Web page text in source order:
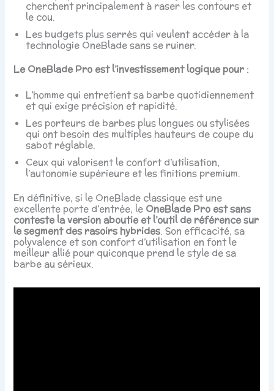
cherchent principalement à raser les contours et
le cou.
Les budgets plus serrés qui veulent accéder à la
technologie OneBlade sans se ruiner.
Le OneBlade Pro est l’investissement logique pour :
L’homme qui entretient sa barbe quotidiennement
et qui exige précision et rapidité.
Les porteurs de barbes plus longues ou stylisées
qui ont besoin des multiples hauteurs de coupe du
sabot réglable.
Ceux qui valorisent le confort d’utilisation,
l’autonomie supérieure et les finitions premium.
En définitive, si le OneBlade classique est une
excellente porte d’entrée, le OneBlade Pro est sans
conteste la version aboutie et l’outil de référence sur
le segment des rasoirs hybrides. Son efficacité, sa
polyvalence et son confort d’utilisation en font le
meilleur allié pour quiconque prend le style de sa
barbe au sérieux.